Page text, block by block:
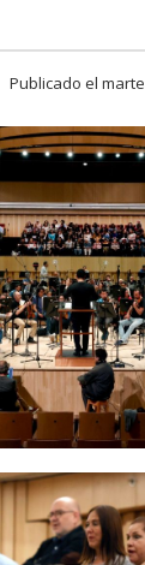
Publicado el
de registro, que
Sinfónico